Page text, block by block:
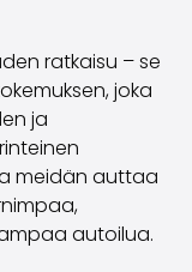
ratkaisu – se
joka
ja
meidän auttaa
autoilua.